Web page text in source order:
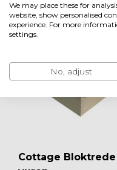
Minder weergeven
Ook leuk om te
Cottage Bloktrede
We may place these for
website, show personalised
experience. For more
settings.
No, adjust